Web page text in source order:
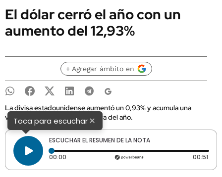
El dólar cerró el año con un
aumento del 12,93%
+ Agregar ámbito en
La divisa estadounidense aumentó un 0,93% y acumula una
variación del 12,93% en lo que va del año.
Toca para escuchar×
ESCUCHAR EL RESUMEN DE LA NOTA
00:00 Tiempo transcurrido: 0 segundos 00:51